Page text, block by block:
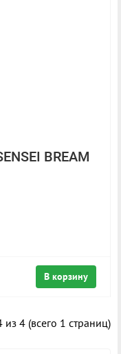
BREAM
В корзину
4 (всего 1 страниц)